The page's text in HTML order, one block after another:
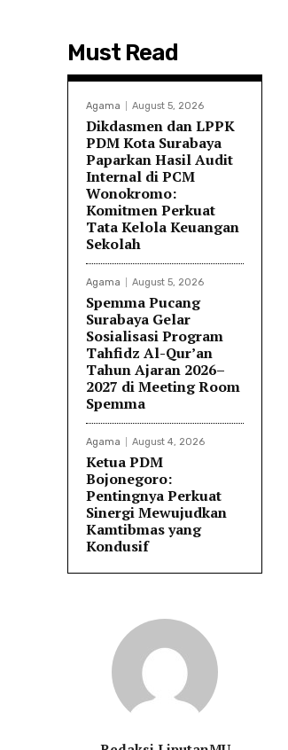
Must Read
Agama August 5, 2026
Dikdasmen dan LPPK
PDM Kota Surabaya
Paparkan Hasil Audit
Internal di PCM
Wonokromo:
Komitmen Perkuat
Tata Kelola Keuangan
Sekolah
Agama August 5, 2026
Spemma Pucang
Surabaya Gelar
Sosialisasi Program
Tahfidz Al-Qur’an
Tahun Ajaran 2026–
2027 di Meeting Room
Spemma
Agama August 4, 2026
Ketua PDM
Bojonegoro:
Pentingnya Perkuat
Sinergi Mewujudkan
Kamtibmas yang
Kondusif